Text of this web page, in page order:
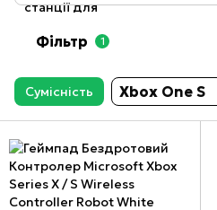
Фільтр 1
Сумісність Xbox One S